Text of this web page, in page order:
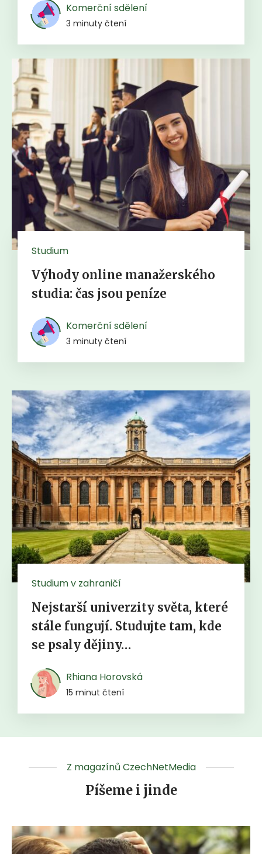
Komerční sdělení
3 minuty čtení
Studium
Výhody online manažerského
studia: čas jsou peníze
Komerční sdělení
3 minuty čtení
Studium v zahraničí
Nejstarší univerzity světa, které
stále fungují. Studujte tam, kde
se psaly dějiny…
Rhiana Horovská
15 minut čtení
Z magazínů CzechNetMedia
Píšeme i jinde